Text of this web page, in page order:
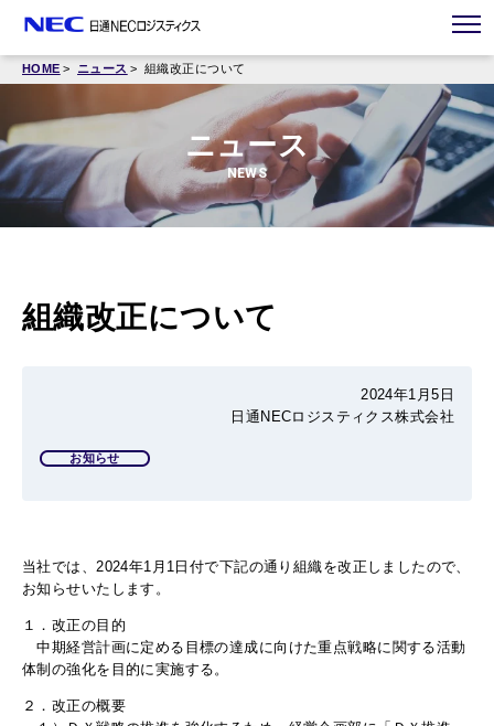
HOME ニュース 組織改正について
ニュース
NEWS
組織改正について
お知らせ
2024年1月5日
日通NECロジスティクス株式会社
当社では、2024年1 月 1 日付で下記の通り組織を改正しましたので、
お知らせいたします。
１．改正の目的
中期経営計画に定める目標の達成に向けた重点戦略に関する活動
体制の強化を目的に実施する。
２．改正の概要